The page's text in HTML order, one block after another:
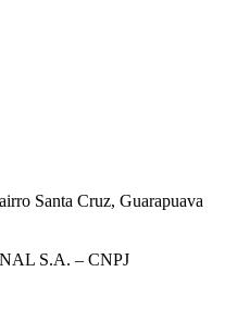
Santa Cruz, Guarapuava
S.A. – CNPJ